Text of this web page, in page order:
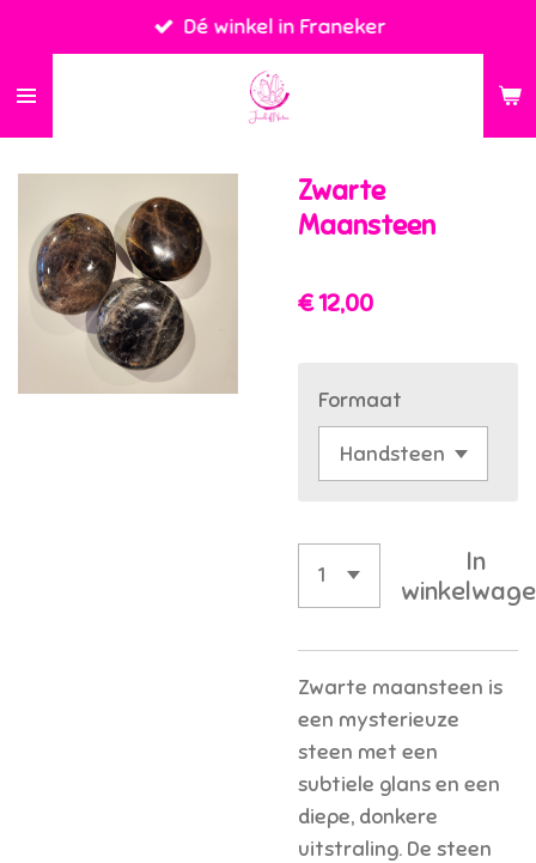
direct
naar
Dé winkel in Franeker
Zwarte
Maansteen
€ 12,00
Formaat
In
Zwarte maansteen is
een mysterieuze
steen met een
subtiele glans en een
diepe, donkere
uitstraling. De steen